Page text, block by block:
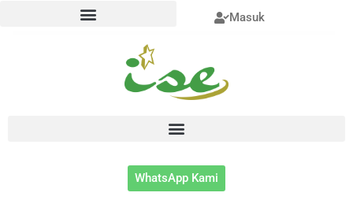
Masuk
WhatsApp Kami